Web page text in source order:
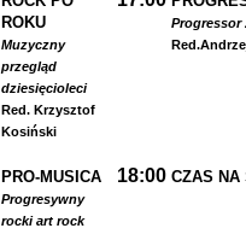
ROKU
Muzyczny
przegląd
dziesięcioleci
Red. Krzysztof
Kosiński
Progressor
Red.
PRO-MUSICA
Progresywny
rocki art rock
18:00 CZAS NA